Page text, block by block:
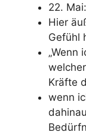
22. Mai:
Hier
Gefühl
„Wenn
Kräfte
wenn